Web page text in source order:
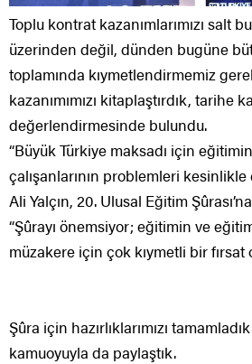
Toplu kontrat kazanımlarımızı salt
üzerinden değil, dünden bugüne
toplamında kıymetlendirmemiz
kazanımımızı kitaplaştırdık, tarihe
değerlendirmesinde bulundu.
“Büyük Türkiye maksadı için
çalışanlarının problemleri
Ali Yalçın, 20. Ulusal Eğitim
“Şûrayı önemsiyor; eğitimin ve
müzakere için çok kıymetli bir
Şûra için hazırlıklarımızı
kamuoyuyla da paylaştık.